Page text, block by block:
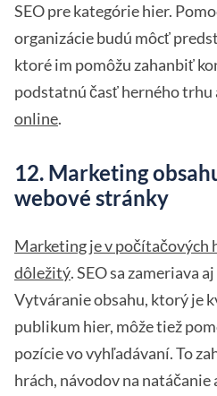
SEO pre kategórie hier.
organizácie budú môcť
ktoré im pomôžu zahanbiť
podstatnú časť herného trhu
online.
12. Marketing
webové stránky
Marketing je v počítačových
dôležitý. SEO sa zameriava aj
Vytváranie obsahu, ktorý je
publikum hier, môže tiež
pozície vo vyhľadávaní. To
hrách, návodov na natáčanie